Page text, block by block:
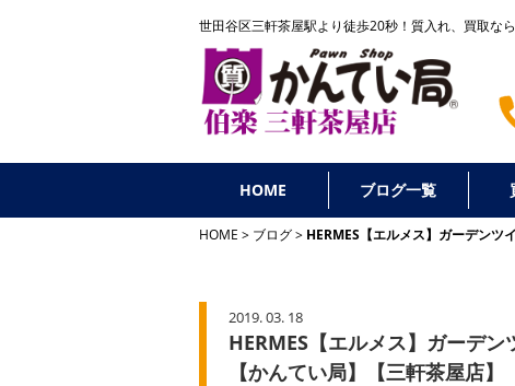
世田谷区三軒茶屋駅より徒歩20秒！ 質入れ、買取な
HOME ブログ一覧
HOME ブログ HERMES【エルメス】ガーデン
2019. 03. 18
HERMES【エルメス】ガーデ
【かんてい局】【三軒茶屋店】